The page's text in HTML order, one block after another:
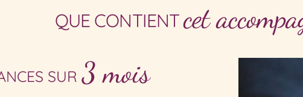
QUE CONTIENTcet
SUR 3 mois